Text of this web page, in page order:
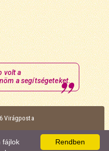
volt a
a segítségeteket.
Virágposta
Firefox vagy a Google Chrome
Rendben
fájlok